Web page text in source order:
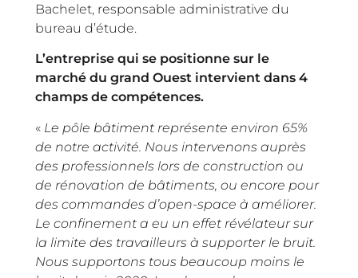
Bachelet, responsable administrative du
bureau d’étude.
L’entreprise qui se positionne sur le
marché du grand Ouest intervient dans 4
champs de compétences.
« Le pôle bâtiment représente environ 65%
de notre activité. Nous intervenons auprès
des professionnels lors de construction ou
de rénovation de bâtiments, ou encore pour
des commandes d’open-space à améliorer.
Le confinement a eu un effet révélateur sur
la limite des travailleurs à supporter le bruit.
Nous supportons tous beaucoup moins le